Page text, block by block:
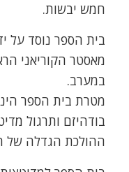
חמש יבשות.
בית הספר נוסד על
מאסטר הקוריאני
במערב.
מטרת בית הספר
בודהיזם ותרגול
ההולכת הגדלה של